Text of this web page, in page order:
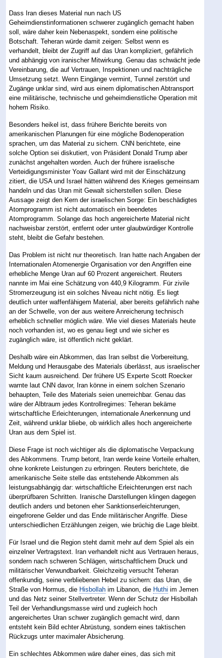
Dass Iran dieses Material nun nach US
Geheimdienstinformationen schwerer zugänglich gemacht haben
soll, wäre daher kein Nebenaspekt, sondern eine politische
Botschaft. Teheran würde damit zeigen: Selbst wenn es
verhandelt, bleibt der Zugriff auf das Uran kompliziert, gefährlich
und abhängig von iranischer Mitwirkung. Genau das schwächt jede
Vereinbarung, die auf Vertrauen, Inspektionen und nachträgliche
Umsetzung setzt. Wenn Eingänge vermint, Tunnel zerstört und
Zugänge unklar sind, wird aus einem diplomatischen Abtransport
eine militärische, technische und geheimdienstliche Operation mit
hohem Risiko.
Besonders heikel ist, dass frühere Berichte bereits von
amerikanischen Planungen für eine mögliche Bodenoperation
sprachen, um das Material zu sichern. CNN berichtete, eine
solche Option sei diskutiert, von Präsident Donald Trump aber
zunächst angehalten worden. Auch der frühere israelische
Verteidigungsminister Yoav Gallant wird mit der Einschätzung
zitiert, die USA und Israel hätten während des Krieges gemeinsam
handeln und das Uran mit Gewalt sicherstellen sollen. Diese
Aussage zeigt den Kern der israelischen Sorge: Ein beschädigtes
Atomprogramm ist nicht automatisch ein beendetes
Atomprogramm. Solange das hoch angereicherte Material nicht
nachweisbar zerstört, entfernt oder unter glaubwürdiger Kontrolle
steht, bleibt die Gefahr bestehen.
Das Problem ist nicht nur theoretisch. Iran hatte nach Angaben der
Internationalen Atomenergie Organisation vor den Angriffen eine
erhebliche Menge Uran auf 60 Prozent angereichert. Reuters
nannte im Mai eine Schätzung von 440,9 Kilogramm. Für zivile
Stromerzeugung ist ein solches Niveau nicht nötig. Es liegt
deutlich unter waffenfähigem Material, aber bereits gefährlich nahe
an der Schwelle, von der aus weitere Anreicherung technisch
erheblich schneller möglich wäre. Wie viel dieses Materials heute
noch vorhanden ist, wo es genau liegt und wie sicher es
zugänglich wäre, ist öffentlich nicht geklärt.
Deshalb wäre ein Abkommen, das Iran selbst die Vorbereitung,
Meldung und Herausgabe des Materials überlässt, aus israelischer
Sicht kaum ausreichend. Der frühere US Experte Scott Roecker
warnte laut CNN davor, Iran könne in einem solchen Szenario
behaupten, Teile des Materials seien unerreichbar. Genau das
wäre der Albtraum jedes Kontrollregimes: Teheran bekäme
wirtschaftliche Erleichterungen, internationale Anerkennung und
Zeit, während unklar bliebe, ob wirklich alles hoch angereicherte
Uran aus dem Spiel ist.
Diese Frage ist noch wichtiger als die diplomatische Verpackung
des Abkommens. Trump betont, Iran werde keine Vorteile erhalten,
ohne konkrete Leistungen zu erbringen. Reuters berichtete, die
amerikanische Seite stelle das entstehende Abkommen als
leistungsabhängig dar: wirtschaftliche Erleichterungen erst nach
überprüfbaren Schritten. Iranische Darstellungen klingen dagegen
deutlich anders und betonen eher Sanktionserleichterungen,
eingefrorene Gelder und das Ende militärischer Angriffe. Diese
unterschiedlichen Erzählungen zeigen, wie brüchig die Lage bleibt.
Für Israel und die Region steht damit mehr auf dem Spiel als ein
einzelner Vertragstext. Iran verhandelt nicht aus Vertrauen heraus,
sondern nach schweren Schlägen, wirtschaftlichem Druck und
militärischer Verwundbarkeit. Gleichzeitig versucht Teheran
offenkundig, seine verbliebenen Hebel zu sichern: das Uran, die
Straße von Hormus, die Hisbollah im Libanon, die Huthi im Jemen
und das Netz seiner Stellvertreter. Wenn der Schutz der Hisbollah
Teil der Verhandlungsmasse wird und zugleich hoch
angereichertes Uran schwer zugänglich gemacht wird, dann
entsteht kein Bild echter Abrüstung, sondern eines taktischen
Rückzugs unter maximaler Absicherung.
Ein schlechtes Abkommen wäre daher eines, das sich mit